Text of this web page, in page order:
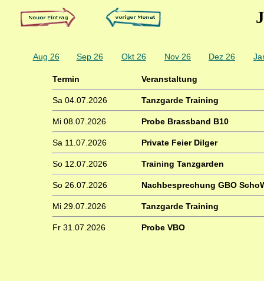
Aug 26 Sep 26 Okt 26 Nov 26 Dez 26
Termin Veranstaltung
Sa 04.07.2026 Tanzgarde Training
Mi 08.07.2026 Probe Brassband B10
Sa 11.07.2026 Private Feier Dilger
So 12.07.2026 Training Tanzgarden
So 26.07.2026 Nachbesprechung GBO
Mi 29.07.2026 Tanzgarde Training
Fr 31.07.2026 Probe VBO